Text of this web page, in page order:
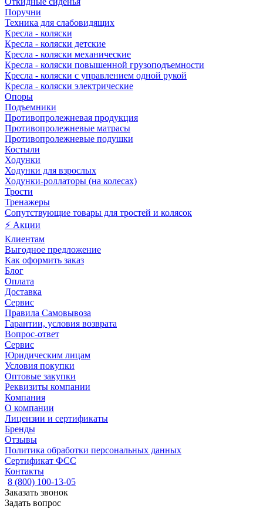
Поручни
Техника для слабовидящих
Кресла - коляски
Кресла - коляски детские
Кресла - коляски механические
Кресла - коляски повышенной грузоподъемности
Кресла - коляски с управлением одной рукой
Кресла - коляски электрические
Опоры
Подъемники
Противопролежневая продукция
Противопролежневые матрасы
Противопролежневые подушки
Костыли
Ходунки
Ходунки для взрослых
Ходунки-роллаторы (на колесах)
Трости
Тренажеры
Сопутствующие товары для тростей и колясок
⚡ Акции
Клиентам
Выгодное предложение
Как оформить заказ
Блог
Оплата
Доставка
Сервис
Правила Самовывоза
Гарантии, условия возврата
Вопрос-ответ
Сервис
Юридическим лицам
Условия покупки
Оптовые закупки
Реквизиты компании
Компания
О компании
Лицензии и сертификаты
Бренды
Отзывы
Политика обработки персональных данных
Сертификат ФСС
Контакты
8 (800) 100-13-05
Заказать звонок
Задать вопрос